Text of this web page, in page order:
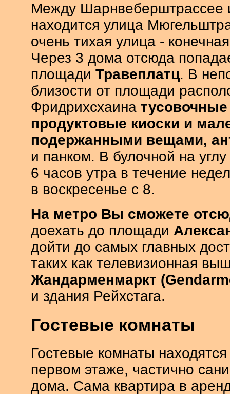
Между Шарнвеберштрассее
находится улица
очень тихая улица -
Через 3 дома отсюда
площади Травеплатц. В
близости от площади
Фридрихсхаина
продуктовые киоски и
подержанными вещами,
и панком. В булочной на
6 часов утра в течение
в воскресенье с 8.
На метро Вы сможете
доехать до площади
дойти до самых главных
таких как телевизионная
Жандарменмаркт
и здания Рейхстага.
Гостевые комнаты
Гостевые комнаты
первом этаже, частично
дома. Сама квартира в